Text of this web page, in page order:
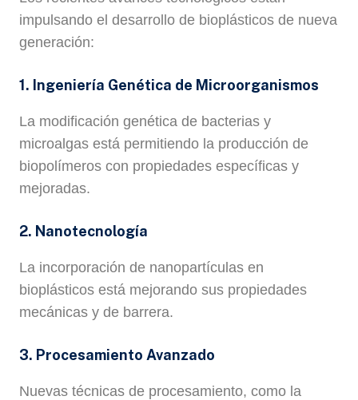
impulsando el desarrollo de bioplásticos de nueva
generación:
1. Ingeniería Genética de Microorganismos
La modificación genética de bacterias y
microalgas está permitiendo la producción de
biopolímeros con propiedades específicas y
mejoradas.
2. Nanotecnología
La incorporación de nanopartículas en
bioplásticos está mejorando sus propiedades
mecánicas y de barrera.
3. Procesamiento Avanzado
Nuevas técnicas de procesamiento, como la